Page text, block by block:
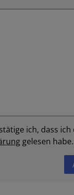
ich, dass ich
gelesen habe.